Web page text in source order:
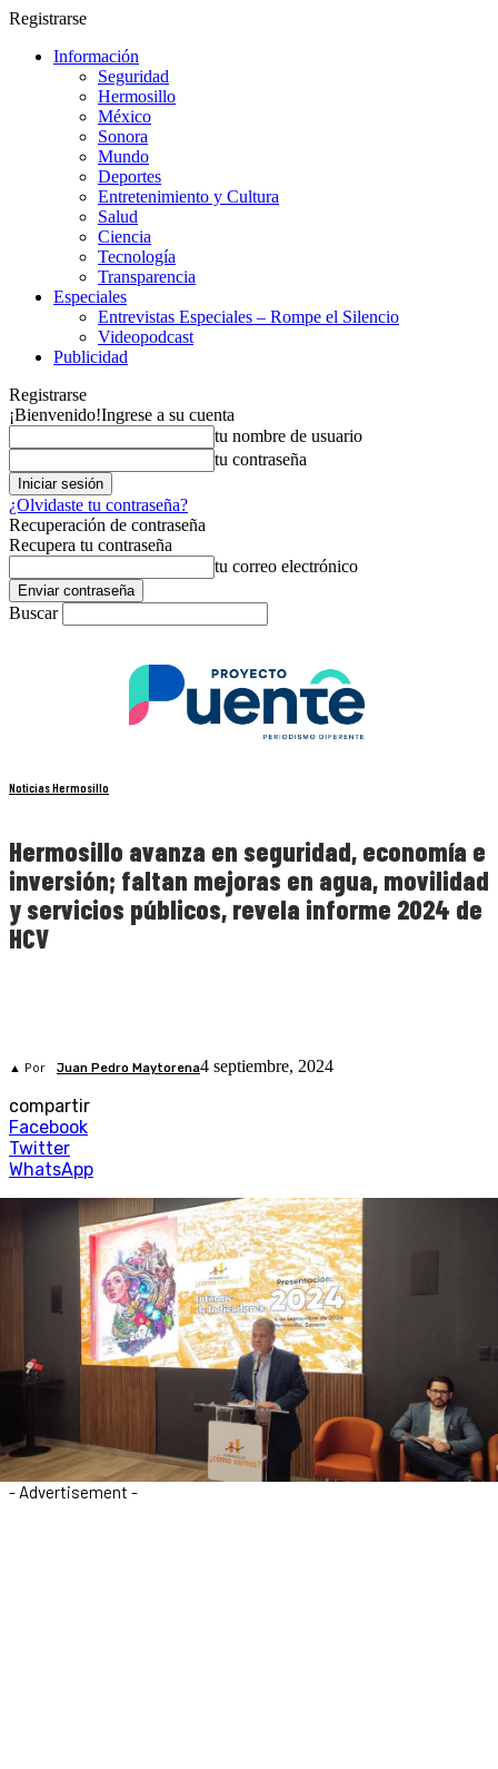
Registrarse
Información
Seguridad
Hermosillo
México
Sonora
Mundo
Deportes
Entretenimiento y Cultura
Salud
Ciencia
Tecnología
Transparencia
Especiales
Entrevistas Especiales – Rompe el Silencio
Videopodcast
Publicidad
Registrarse
¡Bienvenido!Ingrese a su cuenta
tu nombre de usuario
tu contraseña
¿Olvidaste tu contraseña?
Recuperación de contraseña
Recupera tu contraseña
tu correo electrónico
Buscar
Noticias Hermosillo
Hermosillo avanza en seguridad, economía e
inversión; faltan mejoras en agua, movilidad
y servicios públicos, revela informe 2024 de
HCV
▲ Por Juan Pedro Maytorena4 septiembre, 2024
compartir
Facebook
Twitter
WhatsApp
- Advertisement -